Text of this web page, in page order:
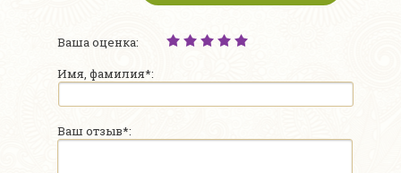
Ваша оценка:
Имя, фамилия*:
Ваш отзыв*: